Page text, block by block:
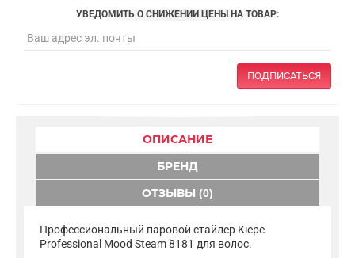
УВЕДОМИТЬ О СНИЖЕНИИ ЦЕНЫ НА ТОВАР:
ПОДПИСАТЬСЯ
ОПИСАНИЕ
БРЕНД
ОТЗЫВЫ (0)
Профессиональный паровой стайлер Kiepe
Professional Mood Steam 8181 для волос.